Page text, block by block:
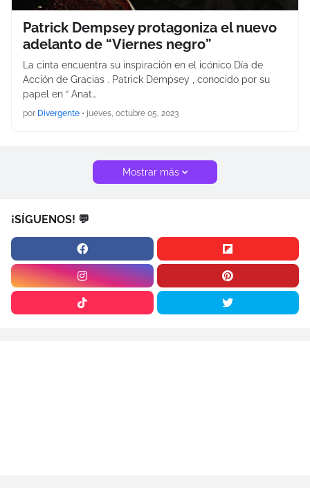
Patrick Dempsey protagoniza el nuevo
adelanto de “Viernes negro”
La cinta encuentra su inspiración en el icónico Día de
Acción de Gracias . Patrick Dempsey , conocido por su
papel en “ Anat…
por Divergente • jueves, octubre 05, 2023
Mostrar más
¡SÍGUENOS! 💬